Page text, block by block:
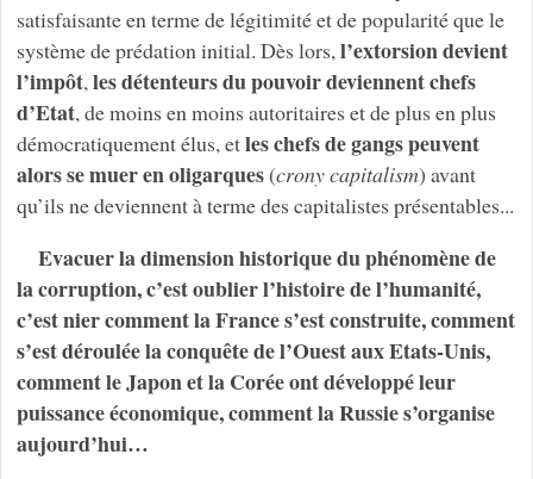
satisfaisante en terme de légitimité et de popularité que le
système de prédation initial. Dès lors, l’extorsion devient
l’impôt, les détenteurs du pouvoir deviennent chefs
d’Etat, de moins en moins autoritaires et de plus en plus
démocratiquement élus, etles chefs de gangs peuvent
alors se muer en oligarques(crony capitalism) avant
qu’ils ne deviennent à terme des capitalistes présentables...
Evacuer la dimension historique du phénomène de
la corruption, c’est oublier l’histoire de l’humanité,
c’est nier comment la France s’est construite, comment
s’est déroulée la conquête de l’Ouest aux Etats-Unis,
comment le Japon et la Corée ont développé leur
puissance économique, comment la Russie s’organise
aujourd’hui…